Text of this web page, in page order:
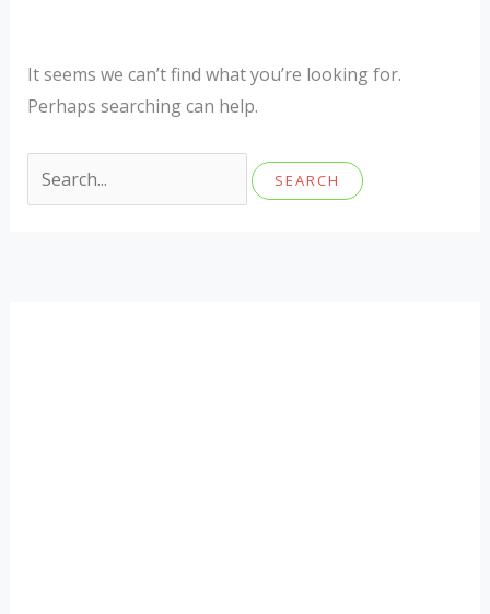
It seems we can’t find what you’re looking for.
Perhaps searching can help.
Search
for: